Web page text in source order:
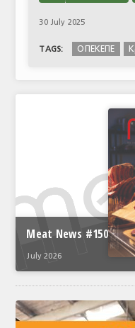
30 July 2025
TAGS: OΠΕΚΕΠΕ
Meat News #150
July 2026